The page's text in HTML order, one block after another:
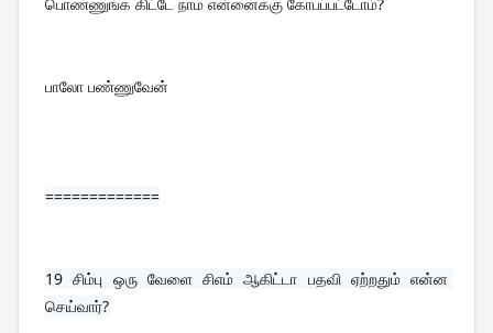
பாலோ பண்ணுவேன்
=============
19 சிம்பு ஒரு வேளை சிஎம் ஆகிட்டா பதவி ஏற்றதும் என்ன
செய்வார்?